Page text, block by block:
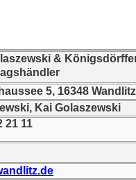
&
5, 16348 Wandlitz
Kai Golaszewski
21 11